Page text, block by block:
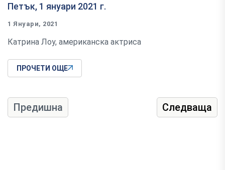
Петък, 1 януари 2021 г.
1 Януари, 2021
Катрина Лоу, американска актриса
ПРОЧЕТИ ОЩЕ
Предишна Следваща